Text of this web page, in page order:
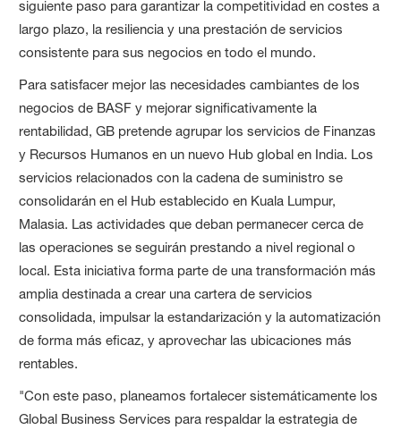
siguiente paso para garantizar la competitividad en costes a
largo plazo, la resiliencia y una prestación de servicios
consistente para sus negocios en todo el mundo.
Para satisfacer mejor las necesidades cambiantes de los
negocios de BASF y mejorar significativamente la
rentabilidad, GB pretende agrupar los servicios de Finanzas
y Recursos Humanos en un nuevo Hub global en India. Los
servicios relacionados con la cadena de suministro se
consolidarán en el Hub establecido en Kuala Lumpur,
Malasia. Las actividades que deban permanecer cerca de
las operaciones se seguirán prestando a nivel regional o
local. Esta iniciativa forma parte de una transformación más
amplia destinada a crear una cartera de servicios
consolidada, impulsar la estandarización y la automatización
de forma más eficaz, y aprovechar las ubicaciones más
rentables.
"Con este paso, planeamos fortalecer sistemáticamente los
Global Business Services para respaldar la estrategia de